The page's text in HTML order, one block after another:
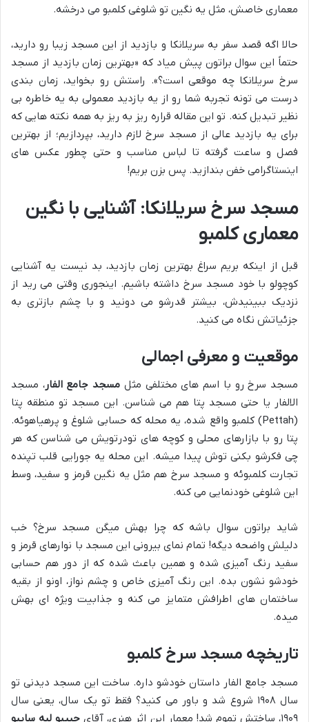
معماری خاصش، مثل یه نگین تو شلوغی کلمبو می درخشه.
حالا اگه قصد سفر به سریلانکا و بازدید از این مسجد زیبا رو دارید،
حتماً این سوال براتون پیش میاد که «بهترین زمان بازدید از مسجد
سرخ سریلانکا چه موقعی است؟». راستش رو بخواید، زمان بندی
درست می تونه تجربه شما رو از یه بازدید معمولی به یه خاطره بی
نظیر تبدیل کنه. تو این مقاله قراره ریز به ریز به همه نکته هایی که
برای یه بازدید عالی از مسجد سرخ لازم دارید، بپردازیم؛ از بهترین
فصل و ساعت گرفته تا لباس مناسب و حتی چطور عکس های
اینستاگرامی خفن بندازید. پس بزن بریم!
مسجد سرخ سریلانکا: آشنایی با نگین
معماری کلمبو
قبل از اینکه بریم سراغ بهترین زمان بازدید، بد نیست یه آشنایی
کوچولو با خود مسجد سرخ داشته باشیم. اینجوری وقتی می رید از
نزدیک ببینیدش، بیشتر قدرشو می دونید و با چشم بازتری به
جزئیاتش نگاه می کنید.
موقعیت و معرفی اجمالی
مسجد سرخ رو با اسم های مختلفی مثل مسجد جامع الفار، مسجد
الالفار یا حتی مسجد پتا هم می شناسن. این مسجد تو منطقه پتا
(Pettah) کلمبو واقع شده، یه محله که حسابی شلوغ و پرهیاهوئه.
پتا رو با بازارهای محلی و کوچه های تودرتویش می شناسن که هر
چی فکرشو بکنی توش پیدا میشه. این محله یه جورایی قلب تپنده
تجارت کلمبوئه و مسجد سرخ هم مثل یه نگین قرمز و سفید، وسط
این شلوغی خودنمایی می کنه.
شاید براتون سوال باشه که چرا بهش میگن مسجد سرخ؟ خب
دلیلش واضحه دیگه! تمام نمای بیرونی این مسجد با نوارهای قرمز و
سفید رنگ آمیزی شده و همین باعث شده که از دور هم حسابی
خودشو نشون بده. این رنگ آمیزی خاص و چشم نواز، اونو از بقیه
ساختمان های اطرافش متمایز می کنه و جذابیت ویژه ای بهش
میده.
تاریخچه مسجد سرخ کلمبو
مسجد جامع الفار داستان خودشو داره. ساخت این مسجد دیدنی تو
سال ۱۹۰۸ شروع شد و باور می کنید؟ فقط تو یک سال، یعنی سال
۱۹۰۹، ساختش تموم شد! معمار این اثر هنری، آقای
حبیبو لبه سایبو